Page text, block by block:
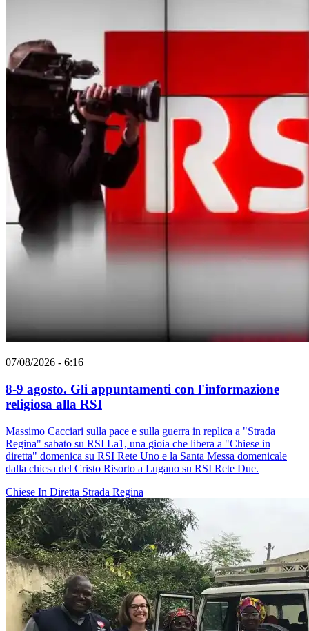
07/08/2026 - 6:16
8-9 agosto. Gli appuntamenti con l'informazione
religiosa alla RSI
Massimo Cacciari sulla pace e sulla guerra in replica a "Strada
Regina" sabato su RSI La1, una gioia che libera a "Chiese in
diretta" domenica su RSI Rete Uno e la Santa Messa domenicale
dalla chiesa del Cristo Risorto a Lugano su RSI Rete Due.
Chiese In Diretta Strada Regina